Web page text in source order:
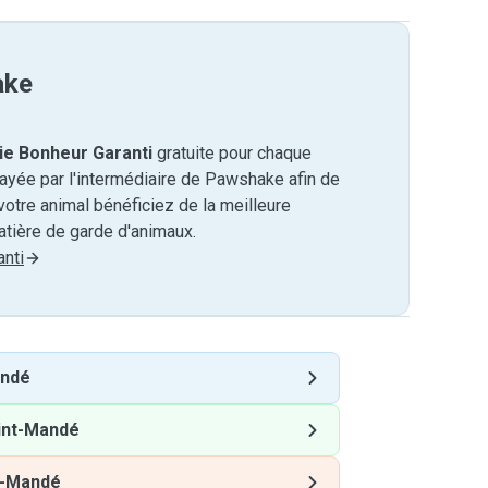
Bonheur Garanti gratuite pour chaque
par l'intermédiaire de Pawshake afin de
animal bénéficiez de la meilleure
de garde d'animaux.
Mandé
Mandé